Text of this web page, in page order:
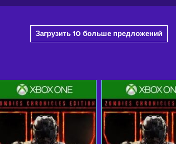
Загрузить 10 больше предложений